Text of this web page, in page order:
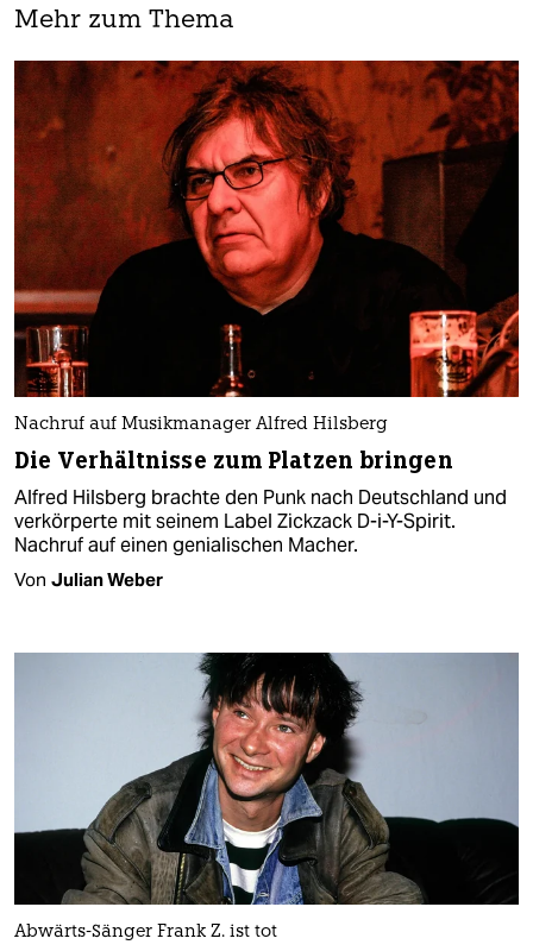
Mehr zum Thema
Nachruf auf Musikmanager Alfred Hilsberg
Die Verhältnisse zum Platzen bringen
Alfred Hilsberg brachte den Punk nach Deutschland und
verkörperte mit seinem Label Zickzack D-i-Y-Spirit.
Nachruf auf einen genialischen Macher.
Von Julian Weber
Abwärts-Sänger Frank Z. ist tot